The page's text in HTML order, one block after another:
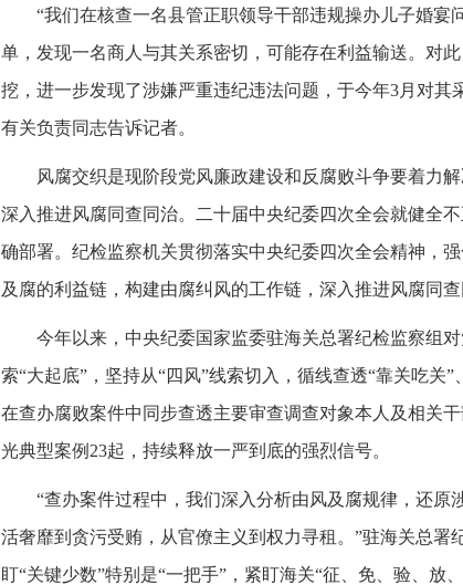
“我们在核查一名县管正职领导干部违规操办儿子婚宴
单，发现一名商人与其关系密切，可能存在利益输送。对
挖，进一步发现了涉嫌严重违纪违法问题，于今年3月对其
有关负责同志告诉记者。
风腐交织是现阶段党风廉政建设和反腐败斗争要着力
深入推进风腐同查同治。二十届中央纪委四次全会就健全
确部署。纪检监察机关贯彻落实中央纪委四次全会精神，
及腐的利益链，构建由腐纠风的工作链，深入推进风腐同查
今年以来，中央纪委国家监委驻海关总署纪检监察组
索“大起底”，坚持从“四风”线索切入，循线查透“靠关吃关
在查办腐败案件中同步查透主要审查调查对象本人及相关
光典型案例23起，持续释放一严到底的强烈信号。
“查办案件过程中，我们深入分析由风及腐规律，还原
活奢靡到贪污受贿，从官僚主义到权力寻租。”驻海关总署
盯“关键少数”特别是“一把手”，紧盯海关“征、免、验、放